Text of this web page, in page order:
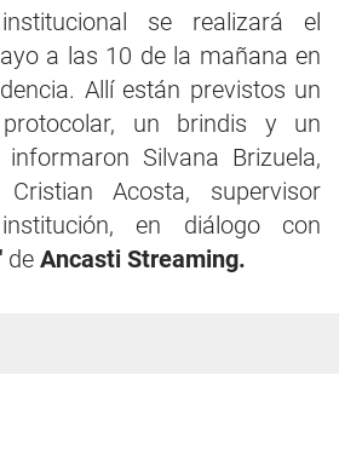
se realizará el
a las 10 de la mañana en
Allí están previstos un
un brindis y un
Silvana Brizuela,
Acosta, supervisor
en diálogo con
de Ancasti Streaming.